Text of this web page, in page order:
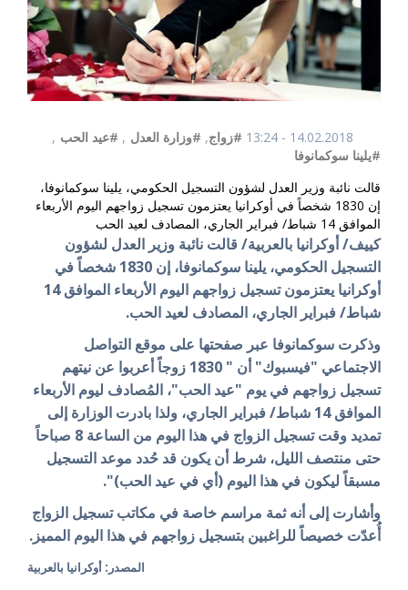
14.02.2018 - 13:24 #زواج, #وزارة العدل , #عيد الحب ,
#يلينا سوكمانوفا
قالت نائبة وزير العدل لشؤون التسجيل الحكومي، يلينا سوكمانوفا،
إن 1830 شخصاً في أوكرانيا يعتزمون تسجيل زواجهم اليوم الأربعاء
الموافق 14 شباط/ فبراير الجاري، المصادف لعيد الحب
كييف/ أوكرانيا بالعربية/ قالت نائبة وزير العدل لشؤون
التسجيل الحكومي، يلينا سوكمانوفا، إن 1830 شخصاً في
أوكرانيا يعتزمون تسجيل زواجهم اليوم الأربعاء الموافق 14
شباط/ فبراير الجاري، المصادف لعيد الحب.
وذكرت سوكمانوفا عبر صفحتها على موقع التواصل
الاجتماعي "فيسبوك" أن " 1830 زوجاً أعربوا عن نيتهم
تسجيل زواجهم في يوم "عيد الحب"، المُصادف ليوم الأربعاء
الموافق 14 شباط/ فبراير الجاري، ولذا بادرت الوزارة إلى
تمديد وقت تسجيل الزواج في هذا اليوم من الساعة 8 صباحاً
حتى منتصف الليل، شرط أن يكون قد حُدد موعد التسجيل
مسبقاً ليكون في هذا اليوم (أي في عيد الحب)".
وأشارت إلى أنه ثمة مراسم خاصة في مكاتب تسجيل الزواج
أُعدّت خصيصاً للراغبين بتسجيل زواجهم في هذا اليوم المميز.
المصدر: أوكرانيا بالعربية